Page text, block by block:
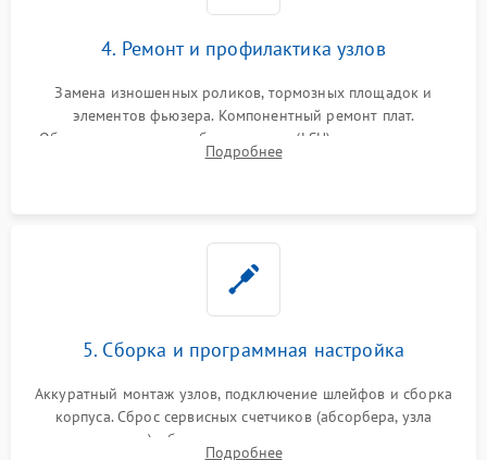
4. Ремонт и профилактика узлов
Замена изношенных роликов, тормозных площадок и
элементов фьюзера. Компонентный ремонт плат.
Обязательная очистка блока лазера (LSU), зеркал и тракта
печати от просыпанного тонера и бумажной пыли.
Подробнее
5. Сборка и программная настройка
Аккуратный монтаж узлов, подключение шлейфов и сборка
корпуса. Сброс сервисных счетчиков (абсорбера, узла
закрепления), обновление прошивки и программная
Подробнее